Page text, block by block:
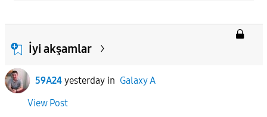
İyi akşamlar
59A24 yesterdayin Galaxy A
View Post